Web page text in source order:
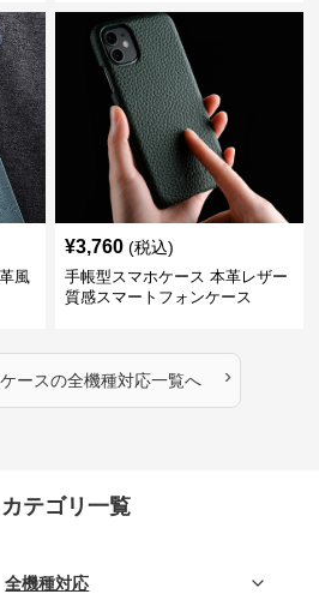
風
¥3,760 (税込)
手帳型スマホケース 本革レザー
質感スマートフォンケース
ースの全機種対応一覧へ ›
テゴリ一覧
全機種対応